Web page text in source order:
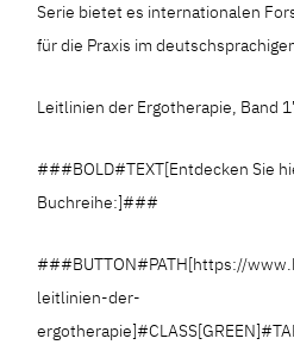
Serie bietet es internationalen
für die Praxis im
Leitlinien der Ergotherapie, Band
###BOLD#TEXT[Entdecken Sie
Buchreihe:]###
###BUTTON#PATH[https://
leitlinien-der-